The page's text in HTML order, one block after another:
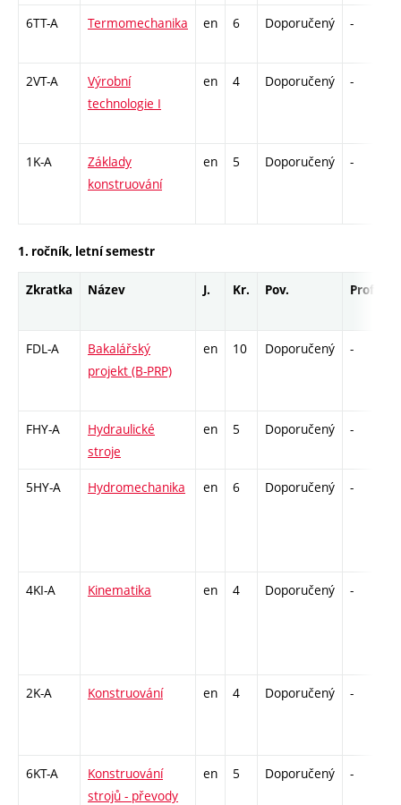
6TT-A Termomechanika en 6 Doporučený -
2VT-A
Výrobní
technologie I
en 4 Doporučený -
1K-A
Základy
konstruování
en 5 Doporučený -
1. ročník, letní semestr
Zkratka Název J. Kr. Pov. Prof.
FDL-A
Bakalářský
projekt (B-PRP)
en 10 Doporučený -
FHY-A
Hydraulické
stroje
en 5 Doporučený -
5HY-A Hydromechanika en 6 Doporučený -
4KI-A Kinematika en 4 Doporučený -
2K-A Konstruování en 4 Doporučený -
6KT-A
Konstruování
strojů - převody
en 5 Doporučený -